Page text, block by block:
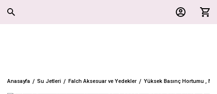
Anasayfa Su Jetleri Falch Aksesuar ve Yedekler Yüksek Basınç Hortumu ,